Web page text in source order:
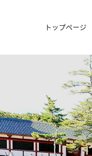
トップページ